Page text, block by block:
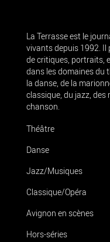
La Terrasse est le
vivants depuis 1992. Il
de critiques, portraits,
dans les domaines du
la danse, de la
classique, du jazz, des
chanson.
Théâtre
Danse
Jazz/Musiques
Classique/Opéra
Avignon en scènes
Hors-séries